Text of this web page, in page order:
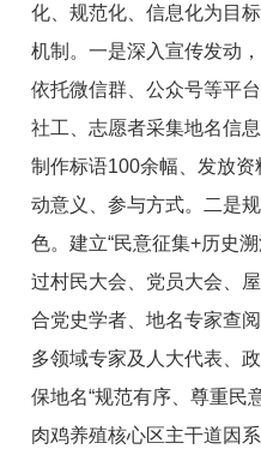
化、规范化、信息化为目
机制。一是深入宣传发动
依托微信群、公众号等平
社工、志愿者采集地名信
制作标语100余幅、发放
动意义、参与方式。二是
色。建立“民意征集+历史
过村民大会、党员大会、
合党史学者、地名专家查
多领域专家及人大代表、
保地名“规范有序、尊重民
肉鸡养殖核心区主干道因